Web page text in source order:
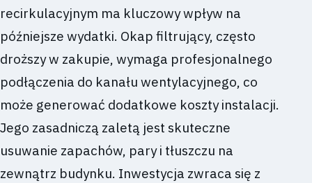
recirkulacyjnym ma kluczowy wpływ na
późniejsze wydatki. Okap filtrujący, często
droższy w zakupie, wymaga profesjonalnego
podłączenia do kanału wentylacyjnego, co
może generować dodatkowe koszty instalacji.
Jego zasadniczą zaletą jest skuteczne
usuwanie zapachów, pary i tłuszczu na
zewnątrz budynku. Inwestycja zwraca się z